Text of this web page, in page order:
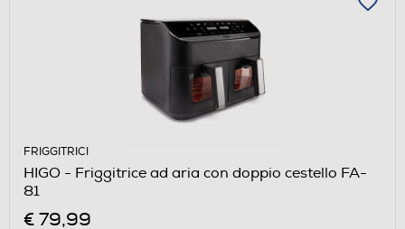
FRIGGITRICI
HIGO - Friggitrice ad aria con doppio cestello FA-
81
€ 79,99